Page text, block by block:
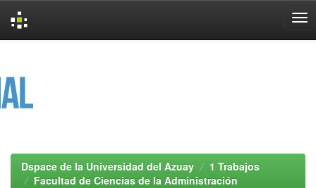
Dspace de la Universidad del Azuay
1 Trabajos
Facultad de Ciencias de la Administración